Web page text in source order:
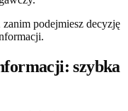
podejmiesz decyzję
szybka